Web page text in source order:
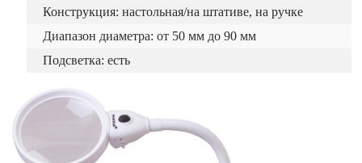
Конструкция: настольная/на штативе, на ручке
Диапазон диаметра: от 50 мм до 90 мм
Подсветка: есть